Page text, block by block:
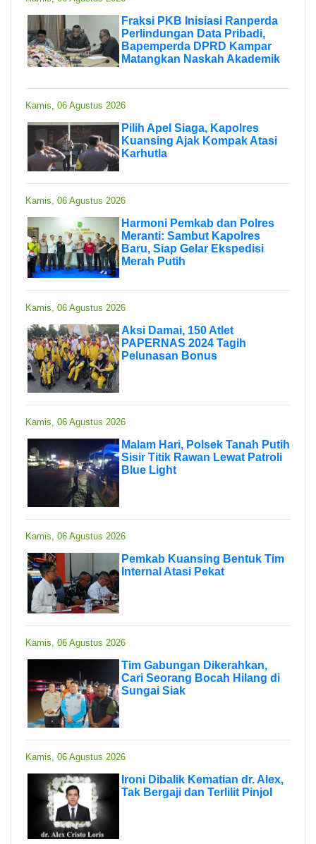
Fraksi PKB Inisiasi Ranperda
Perlindungan Data Pribadi,
Bapemperda DPRD Kampar
Matangkan Naskah Akademik
Kamis, 06 Agustus 2026
Pilih Apel Siaga, Kapolres
Kuansing Ajak Kompak Atasi
Karhutla
Kamis, 06 Agustus 2026
Harmoni Pemkab dan Polres
Meranti: Sambut Kapolres
Baru, Siap Gelar Ekspedisi
Merah Putih
Kamis, 06 Agustus 2026
Aksi Damai, 150 Atlet
PAPERNAS 2024 Tagih
Pelunasan Bonus
Kamis, 06 Agustus 2026
Malam Hari, Polsek Tanah Putih
Sisir Titik Rawan Lewat Patroli
Blue Light
Kamis, 06 Agustus 2026
Pemkab Kuansing Bentuk Tim
Internal Atasi Pekat
Kamis, 06 Agustus 2026
Tim Gabungan Dikerahkan,
Cari Seorang Bocah Hilang di
Sungai Siak
Kamis, 06 Agustus 2026
Ironi Dibalik Kematian dr. Alex,
Tak Bergaji dan Terlilit Pinjol